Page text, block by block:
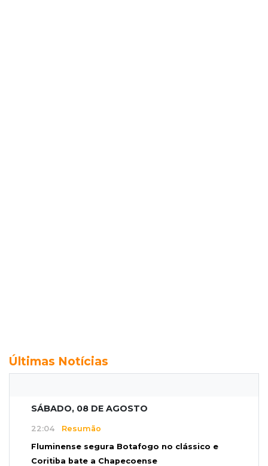
Últimas Notícias
SÁBADO, 08 DE AGOSTO
22:04 Resumão
Fluminense segura Botafogo no clássico e
Coritiba bate a Chapecoense